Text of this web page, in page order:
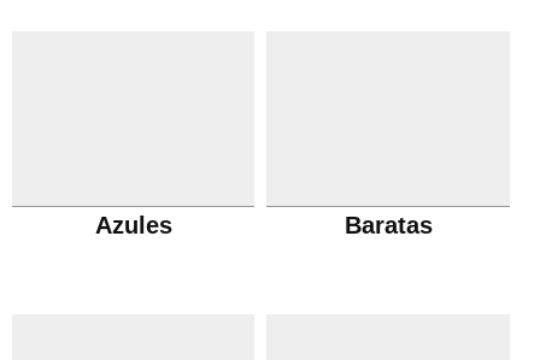
Azules Baratas